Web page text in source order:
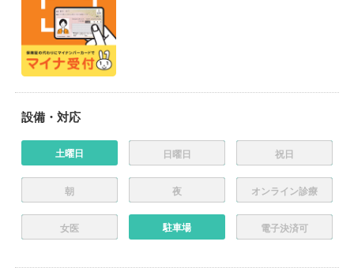
設備・対応
土曜日 日曜日 祝日
朝 夜 オンライン診療
女医 駐車場 電子決済可